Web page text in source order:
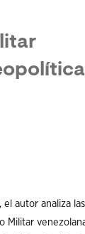
el autor analiza las
Militar